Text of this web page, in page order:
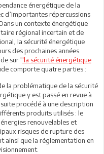
énergétique de la
d’importantes répercussions
un contexte énergétique
régional incertain et de
la sécurité énergétique
des prochaines années.
sur ''la sécurité énergétique
comporte quatre parties :
la problématique de la sécurité
y est passé en revue à
procédé à une description
produits utilisés : le
renouvelables et
risques de rupture des
ainsi que la réglementation en